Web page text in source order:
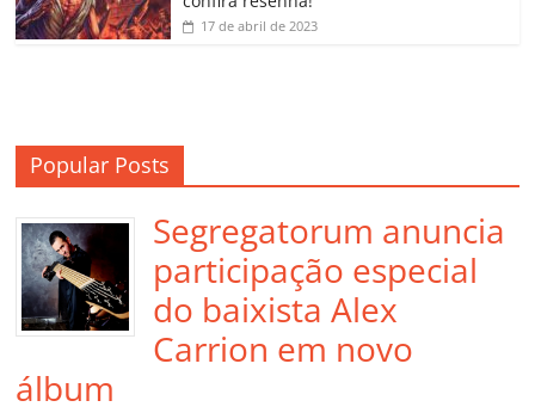
17 de abril de 2023
Popular Posts
Segregatorum anuncia
participação especial
do baixista Alex
Carrion em novo
álbum